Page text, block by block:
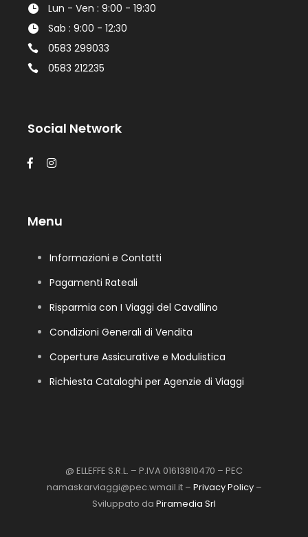
Lun - Ven : 9:00 - 19:30
Sab : 9:00 - 12:30
0583 299033
0583 212235
Social Network
Menu
Informazioni e Contatti
Pagamenti Rateali
Risparmia con I Viaggi del Cavallino
Condizioni Generali di Vendita
Coperture Assicurative e Modulistica
Richiesta Cataloghi per Agenzie di Viaggi
@ ELLEFFE S.R.L. – P.IVA 01613810470 – PEC
namaskarviaggi@pec.wmail.it – Privacy Policy–
Sviluppato da Piramedia Srl